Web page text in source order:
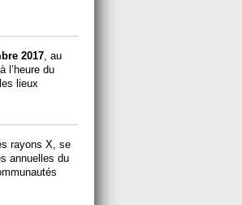
2017, au
l’heure du
lieux
rayons X, se
annuelles du